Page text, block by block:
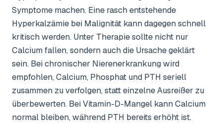
Symptome machen. Eine rasch entstehende
Hyperkalzämie bei Malignität kann dagegen schnell
kritisch werden. Unter Therapie sollte nicht nur
Calcium fallen, sondern auch die Ursache geklärt
sein. Bei chronischer Nierenerkrankung wird
empfohlen, Calcium, Phosphat und PTH seriell
zusammen zu verfolgen, statt einzelne Ausreißer zu
überbewerten. Bei Vitamin-D-Mangel kann Calcium
normal bleiben, während PTH bereits erhöht ist.